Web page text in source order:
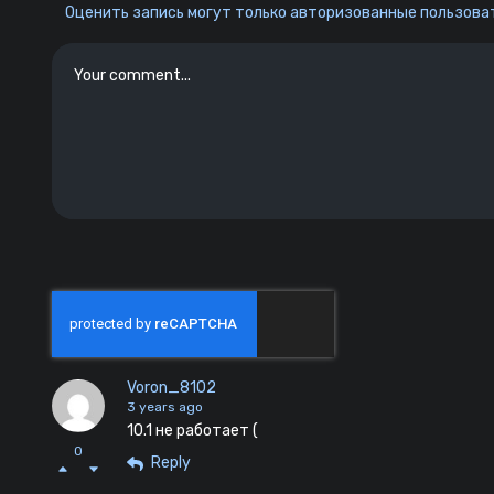
Оценить запись могут только авторизованные
0
Voron_8102
3 years ago
10.1 не работает (
Reply